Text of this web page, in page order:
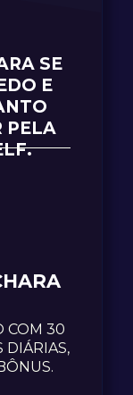
SE
E
PELA
COM 30
DIÁRIAS,